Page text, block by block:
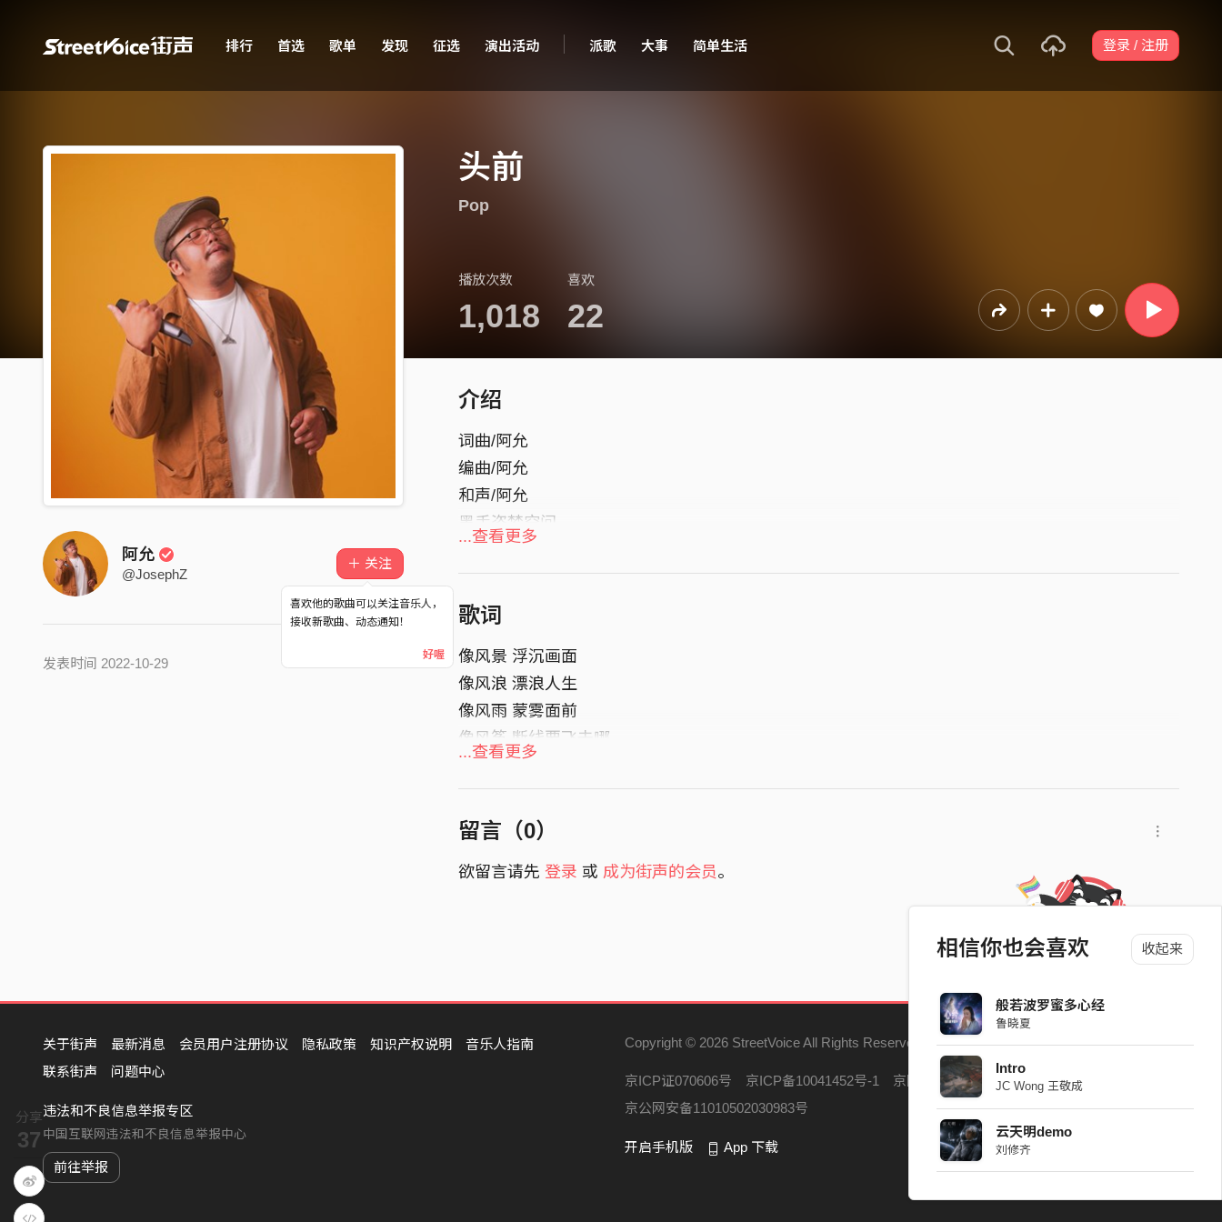
排行 首选 歌单 发现 征选 演出活动 派歌 大事 简单生活 登录 / 注册
分享
37
相信你也会喜欢 收起来
般若波罗蜜多心经
鲁晓夏
Intro
JC Wong 王敬成
云天明demo
刘修齐
头前
Pop
播放次数
1,018
喜欢
22
阿允
@JosephZ
＋ 关注
喜欢他的歌曲可以关注音乐人，
接收新歌曲、动态通知！
好喔
发表时间 2022-10-29
介绍
词曲/阿允
编曲/阿允
和声/阿允
黑手盗梦空间
...查看更多
歌词
像风景 浮沉画面
像风浪 漂浪人生
像风雨 蒙雾面前
像风筝 断线要飞去哪
像船帆 随风而逝
像船只 无风要驶去哪
头前有花开今水
头前有土 头前有花惦惦开
...查看更多
留言（0）
欲留言请先 登录 或 成为街声的会员。
关于街声 最新消息 会员用户注册协议 隐私政策 知识产权说明
音乐人指南
联系街声
问题中心
违法和不良信息举报专区
中国互联网违法和不良信息举报中心
前往举报
Copyright © 2026 StreetVoice All Rights Reserved.
京ICP证070606号 京ICP备10041452号-1
京网文（2023）5121-147号
京公网安备11010502030983号
开启手机版 App 下载